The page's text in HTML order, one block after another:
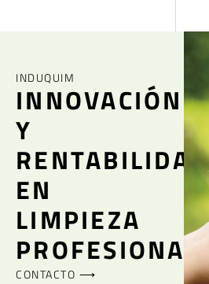
INDUQUIM
INNOVACIÓN
Y
RENTABILIDAD
EN
LIMPIEZA
PROFESIONAL
CONTACTO ⟶